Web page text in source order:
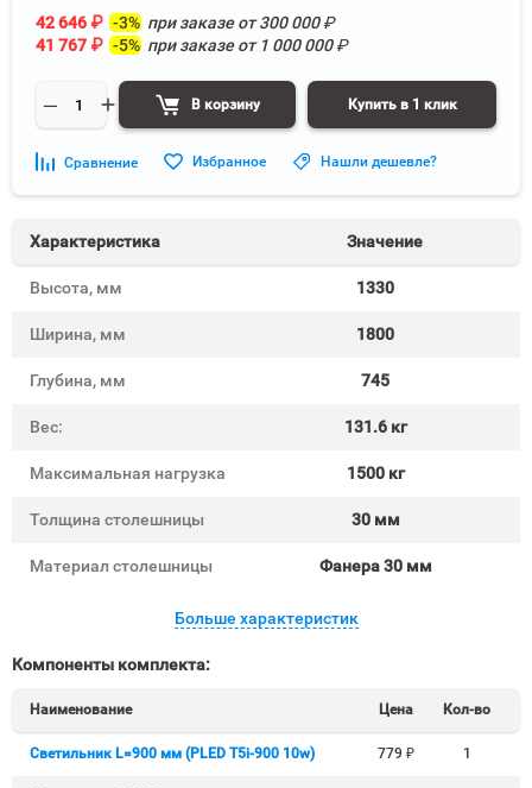
42 646 ₽ -3% при заказе от300 000₽
41 767 ₽ -5% при заказе от 1 000 000₽
В корзину Купить в 1 клик
Сравнение Избранное Нашли дешевле?
Характеристика Значение
Высота, мм 1330
Ширина, мм 1800
Глубина, мм 745
Вес: 131.6 кг
Максимальная нагрузка 1500 кг
Толщина столешницы 30 мм
Материал столешницы Фанера 30 мм
Больше характеристик
Компоненты комплекта:
Наименование Цена Кол-во
Светильник L=900 мм (PLED T5i-900 10w) 779 ₽ 1